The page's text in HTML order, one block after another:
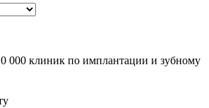
000 клиник по имплантации и зубному